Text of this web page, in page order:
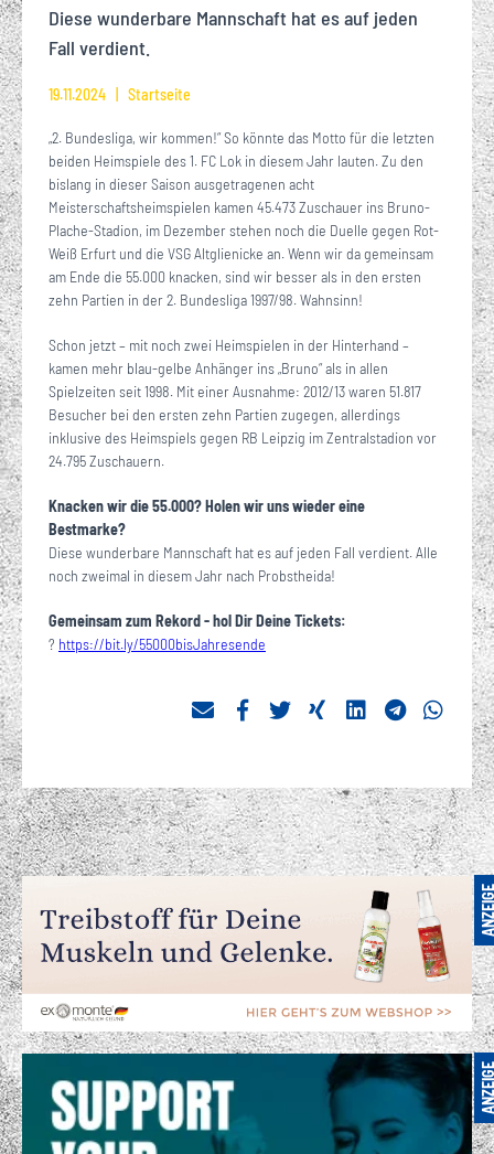
Diese wunderbare Mannschaft hat es auf jeden
Fall verdient.
19.11.2024 Startseite
„2. Bundesliga, wir kommen!“ So könnte das Motto für die letzten
beiden Heimspiele des 1. FC Lok in diesem Jahr lauten. Zu den
bislang in dieser Saison ausgetragenen acht
Meisterschaftsheimspielen kamen 45.473 Zuschauer ins Bruno-
Plache-Stadion, im Dezember stehen noch die Duelle gegen Rot-
Weiß Erfurt und die VSG Altglienicke an. Wenn wir da gemeinsam
am Ende die 55.000 knacken, sind wir besser als in den ersten
zehn Partien in der 2. Bundesliga 1997/98. Wahnsinn!
Schon jetzt – mit noch zwei Heimspielen in der Hinterhand –
kamen mehr blau-gelbe Anhänger ins „Bruno“ als in allen
Spielzeiten seit 1998. Mit einer Ausnahme: 2012/13 waren 51.817
Besucher bei den ersten zehn Partien zugegen, allerdings
inklusive des Heimspiels gegen RB Leipzig im Zentralstadion vor
24.795 Zuschauern.
Knacken wir die 55.000? Holen wir uns wieder eine
Bestmarke?
Diese wunderbare Mannschaft hat es auf jeden Fall verdient. Alle
noch zweimal in diesem Jahr nach Probstheida!
Gemeinsam zum Rekord - hol Dir Deine Tickets:
? https://bit.ly/55000bisJahresende